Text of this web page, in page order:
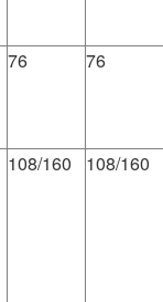
76 76
108/160 108/160